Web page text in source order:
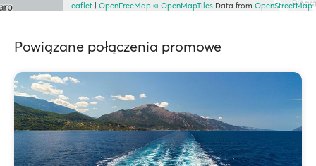
Leaflet OpenFreeMap © OpenMapTiles Data from OpenStreetMap
Powiązane połączenia promowe